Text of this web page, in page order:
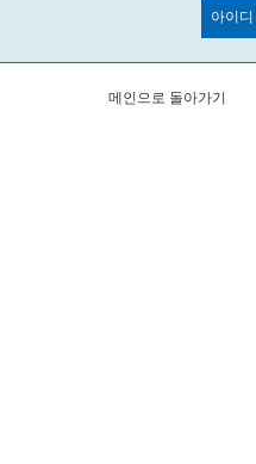
아이디
메인으로 돌아가기